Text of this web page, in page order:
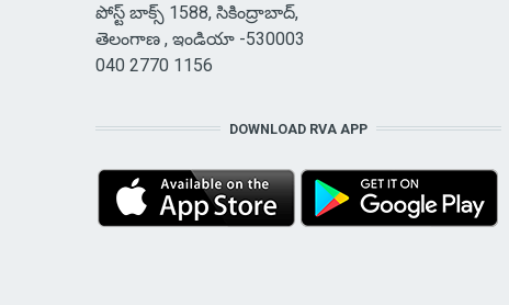
పోస్ట్ బాక్స్ 1588, సికింద్రాబాద్,
తెలంగాణ , ఇండియా -530003
040 2770 1156
DOWNLOAD RVA APP